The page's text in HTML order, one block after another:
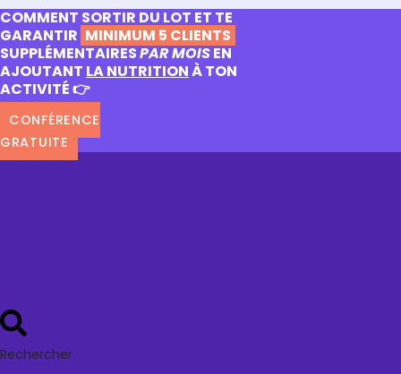
COMMENT SORTIR DU LOT ET TE
GARANTIR MINIMUM 5 CLIENTS
SUPPLÉMENTAIRESPAR MOISEN
AJOUTANT LA NUTRITIONÀ TON
ACTIVITÉ 👉
CONFÉRENCE
GRATUITE
Rechercher